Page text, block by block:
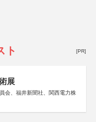
ト [PR]
展
会、福井新聞社、関西電力株